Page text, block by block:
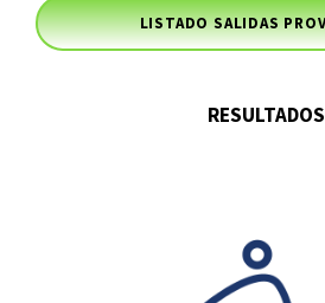
LISTADO SALIDAS
RESULTADOS